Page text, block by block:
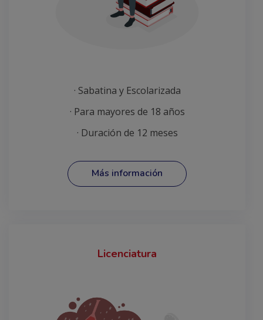
· Sabatina y Escolarizada
· Para mayores de 18 años
· Duración de 12 meses
Más información
Licenciatura